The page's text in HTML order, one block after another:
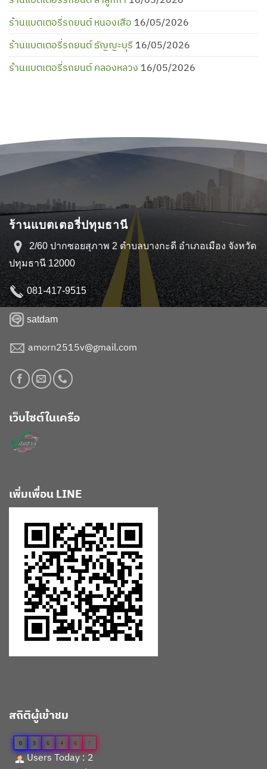
ร้านแบตเตอรี่รถยนต์ หนองเสือ 16/05/2026
ร้านแบตเตอรี่รถยนต์ ธัญญะบุรี 16/05/2026
ร้านแบตเตอรี่รถยนต์ คลองหลวง 16/05/2026
ร้านแบตเตอรี่ปทุมธานี
2/60 ปากซอยสุภาพ 2 ตำบลบางกะดี อำเภอเมือง จังหวัด
ปทุมธานี 12000
081-417-9515
satdam
amorn2515v@gmail.com
เว็บไซต์ในเครือ
เพิ่มเพื่อน LINE
สถิติผู้เข้าชม
0 3 6 4 6 7
Users Today : 2